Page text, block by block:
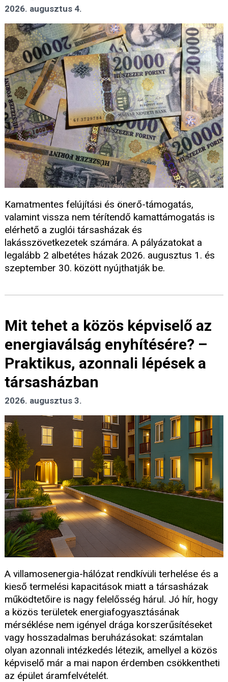
2026. augusztus 4.
Kamatmentes felújítási és önerő-támogatás,
valamint vissza nem térítendő kamattámogatás is
elérhető a zuglói társasházak és
lakásszövetkezetek számára. A pályázatokat a
legalább 2 albetétes házak 2026. augusztus 1. és
szeptember 30. között nyújthatják be.
Mit tehet a közös képviselő az
energiaválság enyhítésére? –
Praktikus, azonnali lépések a
társasházban
2026. augusztus 3.
A villamosenergia-hálózat rendkívüli terhelése és a
kieső termelési kapacitások miatt a társasházak
működtetőire is nagy felelősség hárul. Jó hír, hogy
a közös területek energiafogyasztásának
mérséklése nem igényel drága korszerűsítéseket
vagy hosszadalmas beruházásokat: számtalan
olyan azonnali intézkedés létezik, amellyel a közös
képviselő már a mai napon érdemben csökkentheti
az épület áramfelvételét.